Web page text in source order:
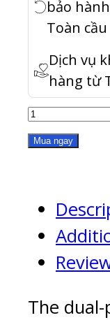
bảo hành
Toàn cầu
Dịch vụ
hàng từ
QXG-
100G2SF-
Mua ngay
The dual-